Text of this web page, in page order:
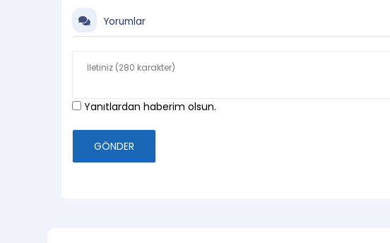
Yorumlar
Yanıtlardan haberim olsun.
GÖNDER